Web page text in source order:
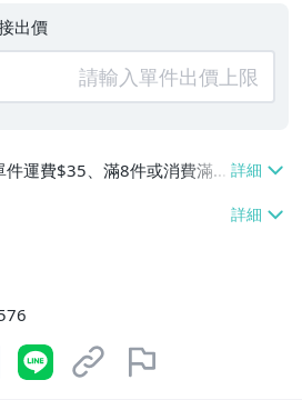
出價
件運費$35、滿8件或消費滿